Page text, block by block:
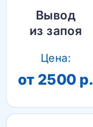
Вывод
из запоя
Цена:
от 2500 р.